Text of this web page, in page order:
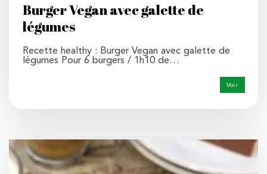
Burger Vegan avec galette de
légumes
Recette healthy : Burger Vegan avec galette de
légumes Pour 6 burgers / 1h10 de…
Voir